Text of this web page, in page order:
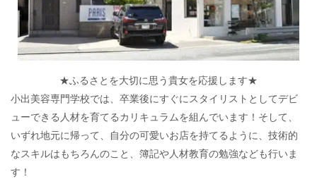
★ふるさとを大切に思う貴女を応援します★
小出美容専門学校では、卒業後にすぐにスタイリストとしてデビ
ューできる人材を育てるカリキュラムを組んでいます！そして、
いずれ地元に帰って、自分の可愛いお店を持てるように、技術的
なスキルはもちろんのこと、簿記や人材教育の勉強なども行いま
す！